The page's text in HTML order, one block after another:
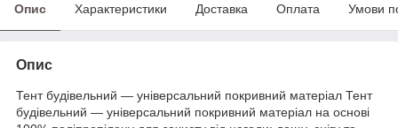
Опис Характеристики Доставка Оплата Умови
Опис
Тент будівельний — універсальний покривний матеріал Тент
будівельний — універсальний покривний матеріал на основі